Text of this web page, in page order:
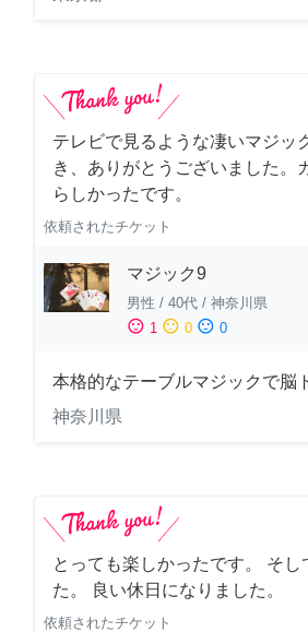
テレビで見るような凄いマジッ
き、ありがとうございました。
らしかったです。
依頼されたチケット
マジック9
男性 / 40代 / 神奈川県
sentiment_satisfied 1 sentiment_neutral 0 sentiment_dissatisfied 0
本格的なテーブルマジックで脳
神奈川県
とっても楽しかったです。 そし
た。 良い休日になりました。
依頼されたチケット